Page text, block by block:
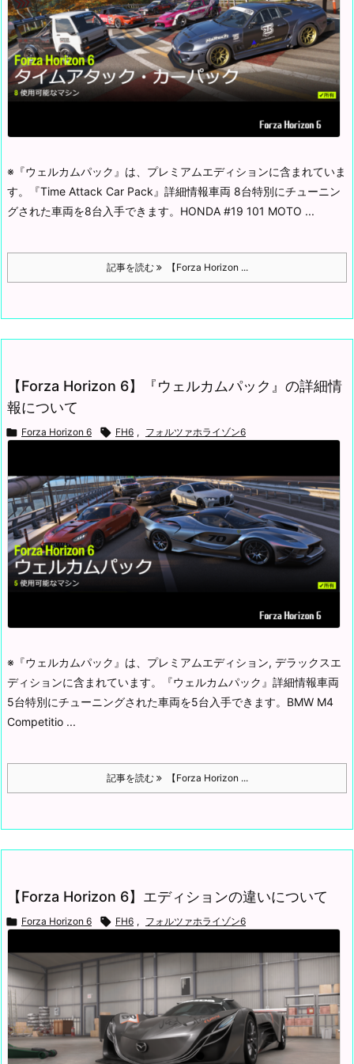
※『ウェルカムパック』は、プレミアムエディションに含まれていま
す。
『Time Attack Car Pack』詳細情報車両 8台特別にチューニン
グされた車両を8台入手できます。 HONDA #19 101 MOTO ...
記事を読む 【Forza Horizon ...
【Forza Horizon 6】『ウェルカムパック』の詳細情
報について
 Forza Horizon 6  FH6 , フォルツァホライゾン6
※『ウェルカムパック』は、プレミアムエディション, デラックスエ
ディションに含まれています。
『ウェルカムパック』詳細情報車両
5台特別にチューニングされた車両を5台入手できます。 BMW M4
Competitio ...
記事を読む 【Forza Horizon ...
【Forza Horizon 6】エディションの違いについて
 Forza Horizon 6  FH6 , フォルツァホライゾン6